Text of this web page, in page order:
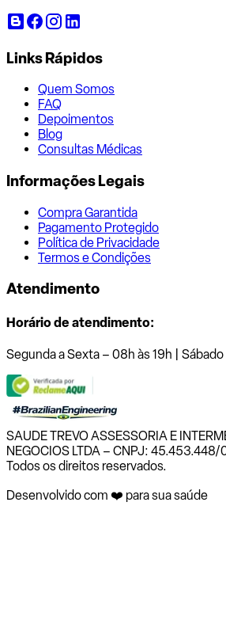
Links Rápidos
Quem Somos
FAQ
Depoimentos
Blog
Consultas Médicas
Informações Legais
Compra Garantida
Pagamento Protegido
Política de Privacidade
Termos e Condições
Atendimento
Horário de atendimento:
Segunda a Sexta – 08h às 19h |
SAUDE TREVO ASSESSORIA E
NEGOCIOS LTDA – CNPJ:
Todos os direitos reservados.
Desenvolvido com ❤️ para sua saúde